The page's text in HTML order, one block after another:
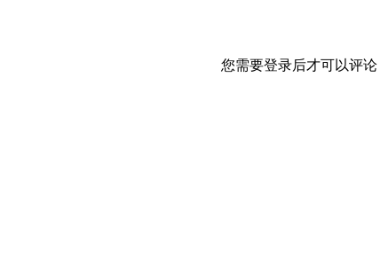
您需要登录后才可以评论